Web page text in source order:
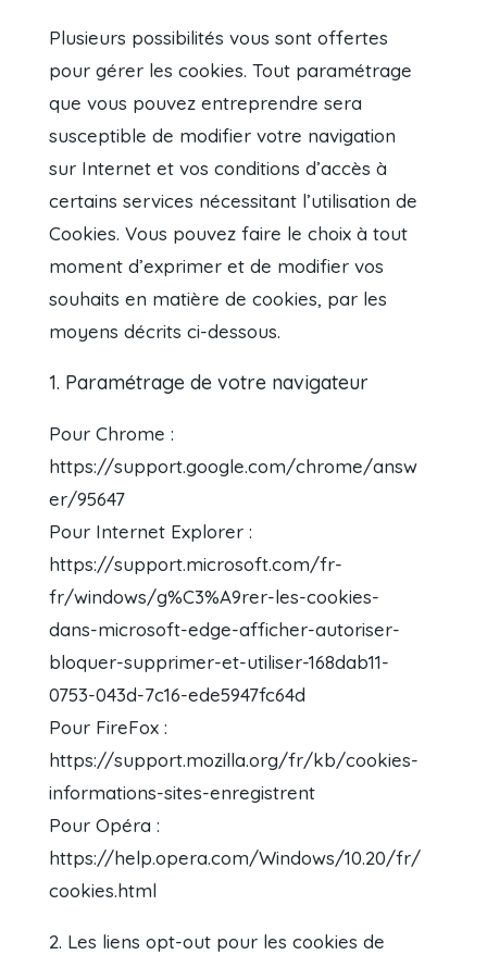
Plusieurs possibilités vous sont offertes
pour gérer les cookies. Tout paramétrage
que vous pouvez entreprendre sera
susceptible de modifier votre navigation
sur Internet et vos conditions d’accès à
certains services nécessitant l’utilisation de
Cookies. Vous pouvez faire le choix à tout
moment d’exprimer et de modifier vos
souhaits en matière de cookies, par les
moyens décrits ci-dessous.
1. Paramétrage de votre navigateur
Pour Chrome :
https://support.google.com/chrome/answ
er/95647
Pour Internet Explorer :
https://support.microsoft.com/fr-
fr/windows/g%C3%A9rer-les-cookies-
dans-microsoft-edge-afficher-autoriser-
bloquer-supprimer-et-utiliser-168dab11-
0753-043d-7c16-ede5947fc64d
Pour FireFox :
https://support.mozilla.org/fr/kb/cookies-
informations-sites-enregistrent
Pour Opéra :
https://help.opera.com/Windows/10.20/fr/
cookies.html
2. Les liens opt-out pour les cookies de